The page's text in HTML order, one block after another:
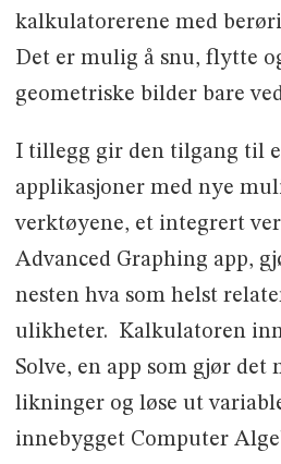
kalkulatorerene med
Det er mulig å snu, flytte
geometriske bilder bare
I tillegg gir den tilgang til
applikasjoner med nye
verktøyene, et integrert
Advanced Graphing app,
nesten hva som helst
ulikheter. Kalkulatoren
Solve, en app som gjør det
likninger og løse ut
innebygget Computer